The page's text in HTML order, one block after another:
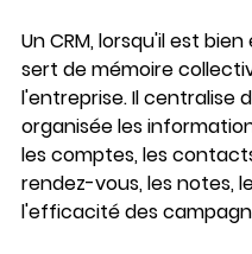
Un CRM, lorsqu'il est
sert de mémoire
l'entreprise. Il centralise
organisée les
les comptes, les
rendez-vous, les notes,
l'efficacité des